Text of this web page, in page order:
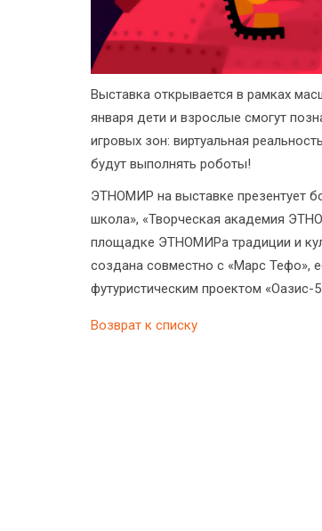
Выставка открывается в рамках
января дети и взрослые смогут
игровых зон: виртуальная
будут выполнять роботы!
ЭТНОМИР на выставке презентует
школа», «Творческая академия
площадке ЭТНОМИРа традиции и
создана совместно с «Марс Тефо»,
футуристическим проектом
Возврат к списку